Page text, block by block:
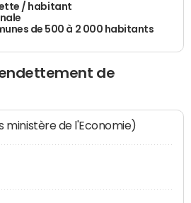
/ habitant
de 500 à 2 000 habitants
de
ministère de l'Economie)